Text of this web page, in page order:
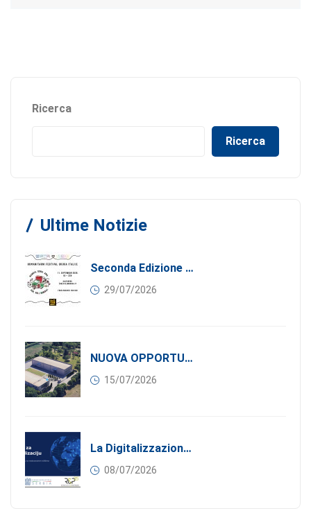
Ricerca
Ricerca
Ultime Notizie
Seconda Edizione Di MANGIA. DONA. AMA: Quando La Gastronomia Incontra La Solidarietà, 11 Settembre 2026
29/07/2026
NUOVA OPPORTUNITÀ DI BUSINESS PER I SOCI DI CONFINDUSTRIA SERBIA: Affitasi Un Moderno Capannone Industriale A Pančevo – 1.200 M² Nella Zona Industriale
15/07/2026
La Digitalizzazione Come Motore Dell’internazionalizzazione
08/07/2026